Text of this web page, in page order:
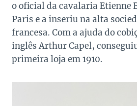
o oficial da cavalaria Etienne
Paris e a inseriu na alta
francesa. Com a ajuda do
inglês Arthur Capel,
primeira loja em 1910.